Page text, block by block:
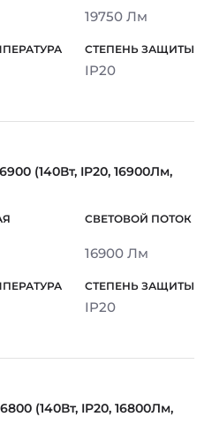
19750 Лм
IP20
(140Вт, IP20, 16900Лм,
16900 Лм
IP20
(140Вт, IP20, 16800Лм,